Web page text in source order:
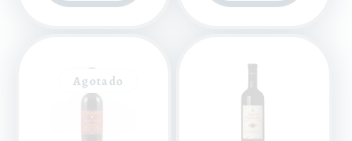
Agotado